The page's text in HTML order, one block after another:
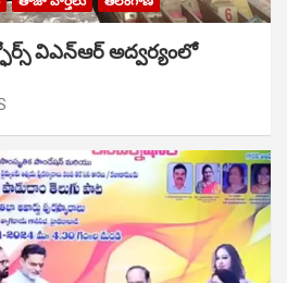
విఎన్ఆర్ అద్వర్యంలో